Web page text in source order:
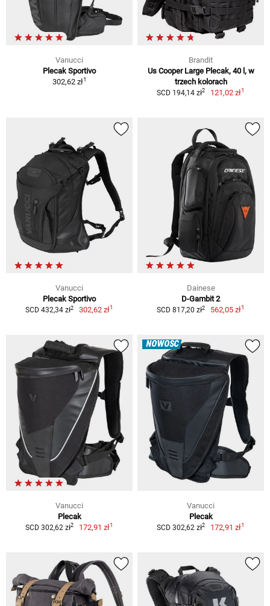
Vanucci
Plecak Sportivo
302,62 zł1
Brandit
Us Cooper Large Plecak, 40 l, w
trzech kolorach
SCD 194,14 zł2 121,02 zł1
Vanucci
Plecak Sportivo
SCD 432,34 zł2 302,62 zł1
Dainese
D-Gambit 2
SCD 817,20 zł2 562,05 zł1
Vanucci
Plecak
SCD 302,62 zł2 172,91 zł1
NOWOŚĆ
Vanucci
Plecak
SCD 302,62 zł2 172,91 zł1